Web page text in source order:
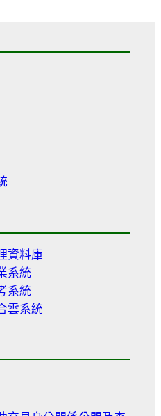
資料庫
系統
系統
雲系統